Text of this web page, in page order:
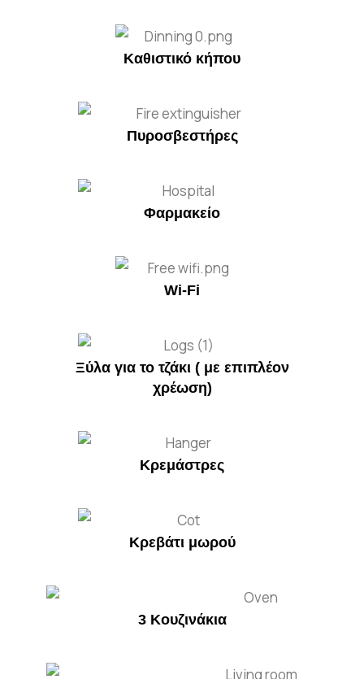
Καθιστικό κήπου
Πυροσβεστήρες
Φαρμακείο
Wi-Fi
Ξύλα για το τζάκι ( με επιπλέον
χρέωση)
Κρεμάστρες
Κρεβάτι μωρού
3 Κουζινάκια